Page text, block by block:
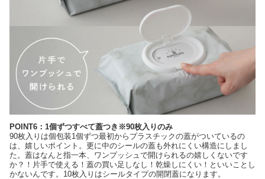
POINT6：1個ずつすべて蓋つき※90枚入りのみ
90枚入りは個包装1個ずつ最初からプラスチックの蓋がついているの
は、嬉しいポイント。更に中のシールの蓋も外れにくい構造にしまし
た。蓋はなんと指一本、ワンプッシュで開けられるの嬉しくないです
か？！片手で使える！蓋の買い足しなし！乾燥しにくい！といいことし
かないんです。10枚入りはシールタイプの開閉蓋になります。